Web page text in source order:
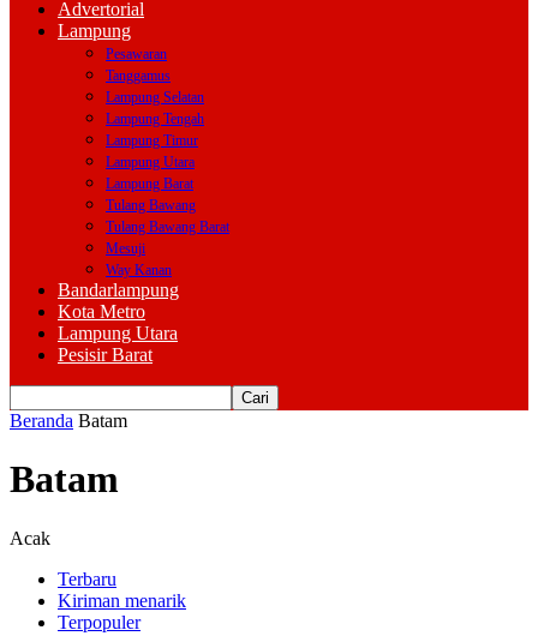
Advertorial
Lampung
Pesawaran
Tanggamus
Lampung Selatan
Lampung Tengah
Lampung Timur
Lampung Utara
Lampung Barat
Tulang Bawang
Tulang Bawang Barat
Mesuji
Way Kanan
Bandarlampung
Kota Metro
Lampung Utara
Pesisir Barat
Beranda Batam
Batam
Acak
Terbaru
Kiriman menarik
Terpopuler